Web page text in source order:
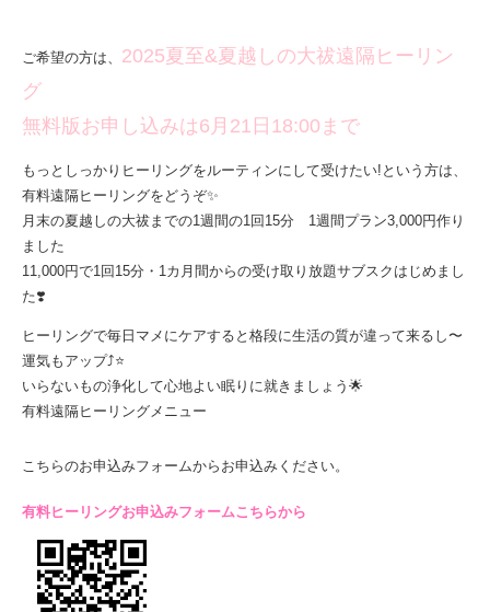
ご希望の方は、 2025夏至&夏越しの大祓遠隔ヒーリン
グ
無料版お申し込みは6月21日18:00まで
もっとしっかりヒーリングをルーティンにして受けたい!という方は、
有料遠隔ヒーリングをどうぞ✨
月末の夏越しの大祓までの1週間の1回15分 1週間プラン3,000円作り
ました
11,000円で1回15分・1カ月間からの受け取り放題サブスクはじめまし
た❣️
ヒーリングで毎日マメにケアすると格段に生活の質が違って来るし〜
運気もアップ⤴️⭐️
いらないもの浄化して心地よい眠りに就きましょう🌟
有料遠隔ヒーリングメニュー
こちらのお申込みフォームからお申込みください。
有料ヒーリングお申込みフォームこちらから